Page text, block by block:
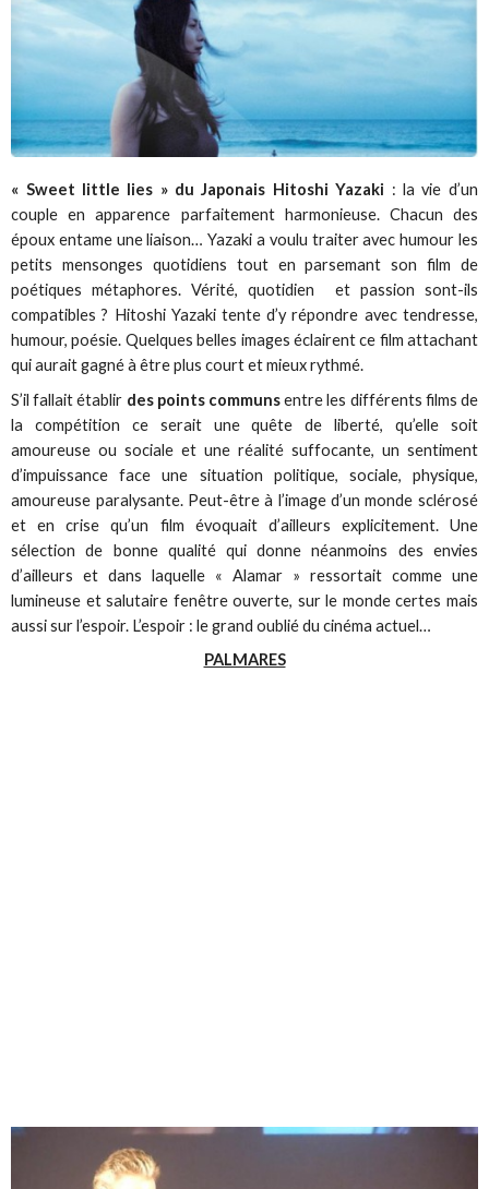
« Sweet little lies » du Japonais Hitoshi Yazaki : la vie d’un
couple en apparence parfaitement harmonieuse. Chacun des
époux entame une liaison… Yazaki a voulu traiter avec humour les
petits mensonges quotidiens tout en parsemant son film de
poétiques métaphores. Vérité, quotidien et passion sont-ils
compatibles ? Hitoshi Yazaki tente d’y répondre avec tendresse,
humour, poésie. Quelques belles images éclairent ce film attachant
qui aurait gagné à être plus court et mieux rythmé.
S’il fallait établir des points communsentre les différents films de
la compétition ce serait une quête de liberté, qu’elle soit
amoureuse ou sociale et une réalité suffocante, un sentiment
d’impuissance face une situation politique, sociale, physique,
amoureuse paralysante. Peut-être à l’image d’un monde sclérosé
et en crise qu’un film évoquait d’ailleurs explicitement. Une
sélection de bonne qualité qui donne néanmoins des envies
d’ailleurs et dans laquelle « Alamar » ressortait comme une
lumineuse et salutaire fenêtre ouverte, sur le monde certes mais
aussi sur l’espoir. L’espoir : le grand oublié du cinéma actuel…
PALMARES